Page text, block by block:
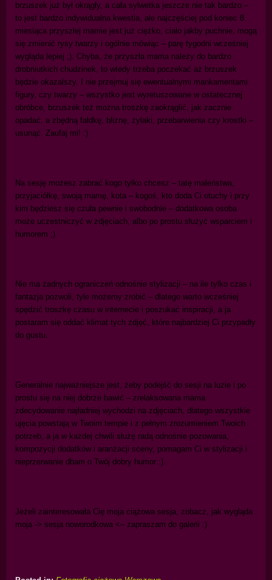
brzuszek już był okrągły, a cała sylwetka jeszcze nie tak bardzo –
to jest bardzo indywidualna kwestia, ale najczęściej pod koniec 8.
miesiąca przyszłej mamie jest już ciężko, ciało jakby puchnie, mogą
się zmienić rysy twarzy i ogólnie mówiąc – parę tygodni wcześniej
wygląda lepiej ;). Chyba, że przyszła mama należy do bardzo
drobniutkich chudzinek, to wtedy trzeba poczekać aż brzuszek
będzie okazalszy. I nie przejmuj się ewentualnymi mankamentami
figury, czy twarzy – wszystko jest wyretuszowane w ostatecznej
obróbce, brzuszek też można troszkę zaokrąglić, jak zacznie
opadać, a zbędną fałdkę, bliznę, żylaki, przebarwienia czy krostki –
usunąć. Zaufaj mi! :)
Na sesję możesz zabrać kogo tylko chcesz – tatę maleństwa,
przyjaciółkę, swoją mamę, kota – kogoś, kto doda Ci otuchy i przy
kim będziesz się czuła pewnie i swobodnie – dodatkowa osoba
może uczestniczyć w zdjęciach, albo po prostu służyć wsparciem i
humorem ;)
Nie ma żadnych ograniczeń odnośnie stylizacji – na ile tylko czas i
fantazja pozwoli, tyle możemy zrobić – dlatego warto wcześniej
spędzić troszkę czasu w internecie i poszukać inspiracji, a ja
postaram się oddać klimat tych zdjęć, które najbardziej Ci przypadły
do gustu.
Generalnie najważniejsze jest, żeby podejść do sesji na luzie i po
prostu się na niej dobrze bawić – zrelaksowana mama
zdecydowanie najładniej wychodzi na zdjęciach, dlatego wszystkie
ujęcia powstają w Twoim tempie i z pełnym zrozumieniem Twoich
potrzeb, a ja w każdej chwili służę radą odnośnie pozowania,
kompozycji dodatków i aranżacji sceny, pomagam Ci w stylizacji i
nieprzerwanie dbam o Twój dobry humor :).
Jeżeli zainteresowała Cię moja ciążowa sesja, zobacz, jak wygląda
moja -> sesja noworodkowa <– zapraszam do galerii :)